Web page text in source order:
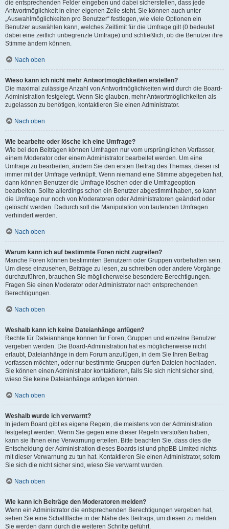
die entsprechenden Felder eingeben und dabei sicherstellen, dass jede
Antwortmöglichkeit in einer eigenen Zeile steht. Sie können auch unter
„Auswahlmöglichkeiten pro Benutzer“ festlegen, wie viele Optionen ein
Benutzer auswählen kann, welches Zeitlimit für die Umfrage gilt (0 bedeutet
dabei eine zeitlich unbegrenzte Umfrage) und schließlich, ob die Benutzer ihre
Stimme ändern können.
Nach oben
Wieso kann ich nicht mehr Antwortmöglichkeiten erstellen?
Die maximal zulässige Anzahl von Antwortmöglichkeiten wird durch die Board-
Administration festgelegt. Wenn Sie glauben, mehr Antwortmöglichkeiten als
zugelassen zu benötigen, kontaktieren Sie einen Administrator.
Nach oben
Wie bearbeite oder lösche ich eine Umfrage?
Wie bei den Beiträgen können Umfragen nur vom ursprünglichen Verfasser,
einem Moderator oder einem Administrator bearbeitet werden. Um eine
Umfrage zu bearbeiten, ändern Sie den ersten Beitrag des Themas; dieser ist
immer mit der Umfrage verknüpft. Wenn niemand eine Stimme abgegeben hat,
dann können Benutzer die Umfrage löschen oder die Umfrageoption
bearbeiten. Sollte allerdings schon ein Benutzer abgestimmt haben, so kann
die Umfrage nur noch von Moderatoren oder Administratoren geändert oder
gelöscht werden. Dadurch soll die Manipulation von laufenden Umfragen
verhindert werden.
Nach oben
Warum kann ich auf bestimmte Foren nicht zugreifen?
Manche Foren können bestimmten Benutzern oder Gruppen vorbehalten sein.
Um diese einzusehen, Beiträge zu lesen, zu schreiben oder andere Vorgänge
durchzuführen, brauchen Sie möglicherweise besondere Berechtigungen.
Fragen Sie einen Moderator oder Administrator nach entsprechenden
Berechtigungen.
Nach oben
Weshalb kann ich keine Dateianhänge anfügen?
Rechte für Dateianhänge können für Foren, Gruppen und einzelne Benutzer
vergeben werden. Die Board-Administration hat es möglicherweise nicht
erlaubt, Dateianhänge in dem Forum anzufügen, in dem Sie Ihren Beitrag
verfassen möchten, oder nur bestimmte Gruppen dürfen Dateien hochladen.
Sie können einen Administrator kontaktieren, falls Sie sich nicht sicher sind,
wieso Sie keine Dateianhänge anfügen können.
Nach oben
Weshalb wurde ich verwarnt?
In jedem Board gibt es eigene Regeln, die meistens von der Administration
festgelegt werden. Wenn Sie gegen eine dieser Regeln verstoßen haben,
kann sie Ihnen eine Verwarnung erteilen. Bitte beachten Sie, dass dies die
Entscheidung der Administration dieses Boards ist und phpBB Limited nichts
mit dieser Verwarnung zu tun hat. Kontaktieren Sie einen Administrator, sofern
Sie sich die nicht sicher sind, wieso Sie verwarnt wurden.
Nach oben
Wie kann ich Beiträge den Moderatoren melden?
Wenn ein Administrator die entsprechenden Berechtigungen vergeben hat,
sehen Sie eine Schaltfläche in der Nähe des Beitrags, um diesen zu melden.
Sie werden dann durch die weiteren Schritte geführt.